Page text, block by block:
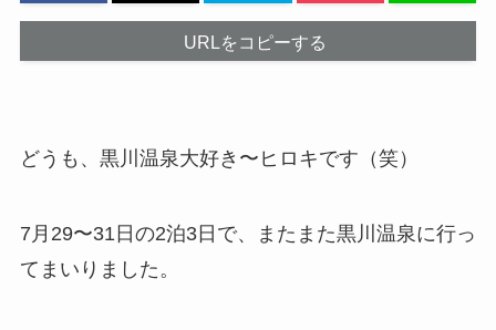
URLをコピーする
どうも、黒川温泉大好き〜ヒロキです（笑）
7月29〜31日の2泊3日で、またまた黒川温泉に行っ
てまいりました。